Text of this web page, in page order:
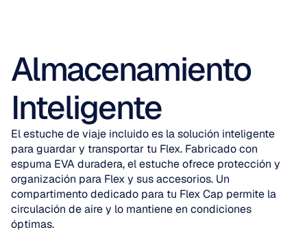
Almacenamiento
Inteligente
El estuche de viaje incluido es la solución inteligente
para guardar y transportar tu Flex. Fabricado con
espuma EVA duradera, el estuche ofrece protección y
organización para Flex y sus accesorios. Un
compartimento dedicado para tu Flex Cap permite la
circulación de aire y lo mantiene en condiciones
óptimas.